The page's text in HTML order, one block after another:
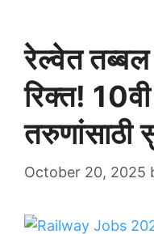
रेल्वेत
रिक्त!
तरुणांसाठी
October 20, 2025